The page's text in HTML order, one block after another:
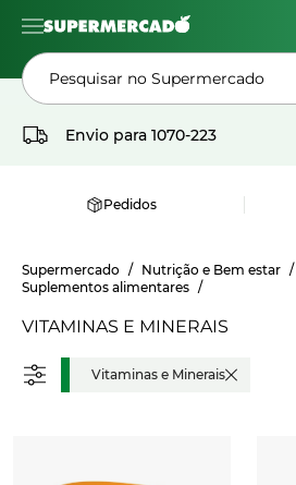
Pesquisar no Supermercado
Envio para 1070-223
Pedidos
Supermercado
Nutrição e Bem estar
Suplementos alimentares
VITAMINAS E MINERAIS
Vitaminas e Minerais